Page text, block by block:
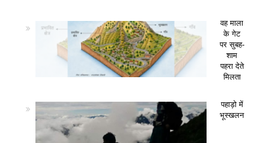
वह माला
के गेट
पर सुबह-
शाम
पहरा देते
मिलता
पहाड़ो में
भूस्खलन